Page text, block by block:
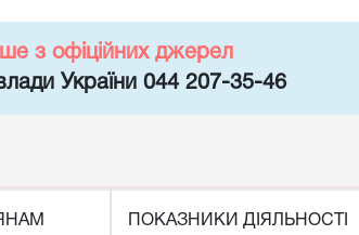
з офіційних джерел
України 044 207-35-46
ПОКАЗНИКИ ДІЯЛЬНОСТІ